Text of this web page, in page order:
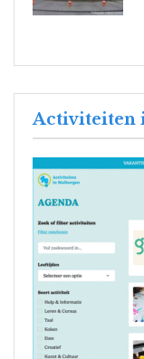
Activiteiten